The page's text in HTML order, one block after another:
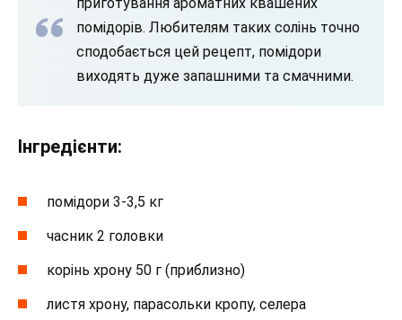
помідорів. Любителям таких солінь точно
сподобається цей рецепт, помідори
виходять дуже запашними та смачними.
Інгредієнти:
помідори 3-3,5 кг
часник 2 головки
корінь хрону 50 г (приблизно)
листя хрону, парасольки кропу, селера